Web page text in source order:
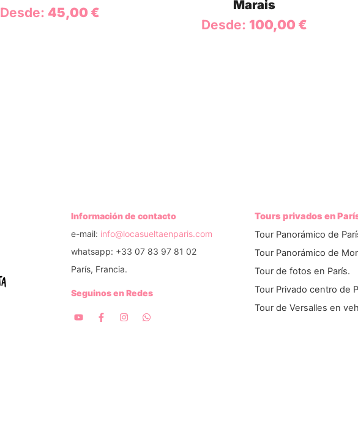
Desde: 45,00 €
Marais
Desde: 100,00 €
Información de contacto
e-mail: info@locasueltaenparis.com
whatsapp: +33 07 83 97 81 02
París, Francia.
Seguinos en Redes
Tours privados en
Tour Panorámico de
Tour Panorámico de
Tour de fotos en París.
Tour Privado centro de
Tour de Versalles en